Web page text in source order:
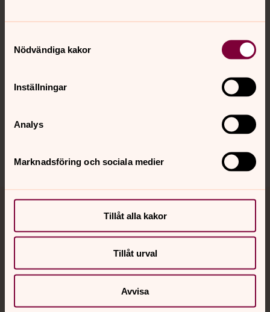
Nödvändiga kakor
Inställningar
Analys
Marknadsföring och sociala medier
Tillåt alla kakor
Tillåt urval
Avvisa
Sociala kanaler
Jourhavande präst
Akut samtals- och krisstöd. Prata eller chatta anonymt
med en präst på kvällar och nätter.
Digitalt brev